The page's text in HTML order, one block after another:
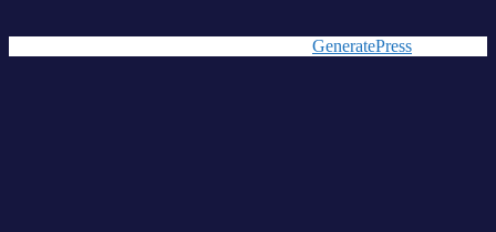
GeneratePress